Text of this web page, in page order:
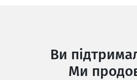
Ви
Ми